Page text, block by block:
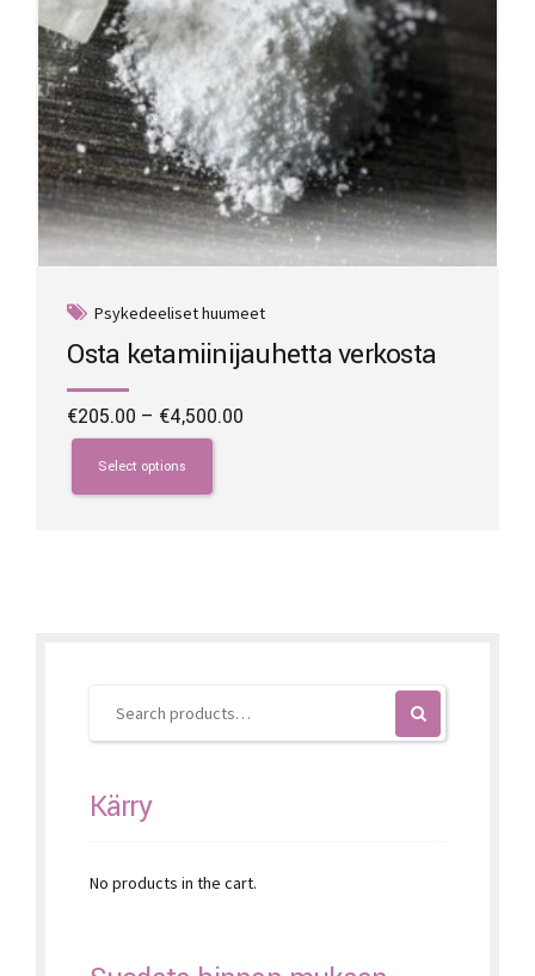
Psykedeeliset huumeet
Osta ketamiinijauhetta verkosta
€205.00 – €4,500.00
Select options
This
product
has
product
Kärry
No products in the cart.